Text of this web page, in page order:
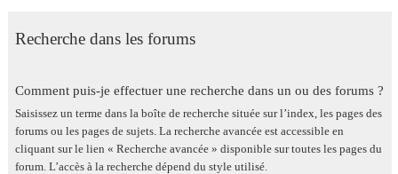
Recherche dans les forums
Comment puis-je effectuer une recherche dans un ou des forums ?
Saisissez un terme dans la boîte de recherche située sur l’index, les pages des
forums ou les pages de sujets. La recherche avancée est accessible en
cliquant sur le lien « Recherche avancée » disponible sur toutes les pages du
forum. L’accès à la recherche dépend du style utilisé.